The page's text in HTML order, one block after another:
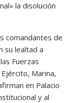
la disolución
comandantes de
su lealtad a
Fuerzas
Marina,
en Palacio
y al